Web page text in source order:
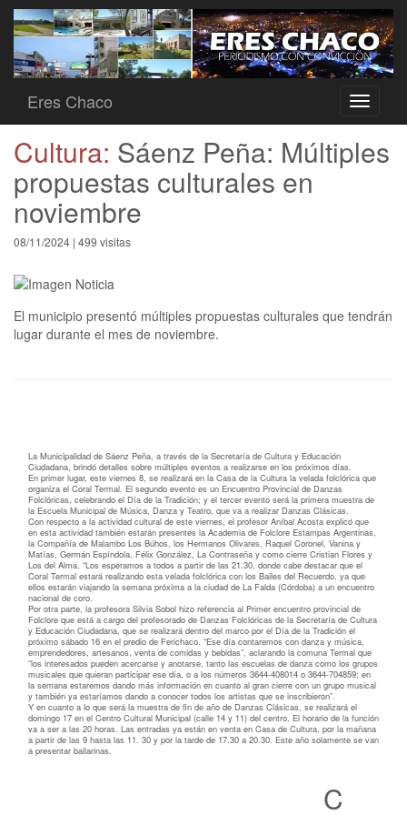
Toggle
Eres Chaco
Cultura: Sáenz Peña: Múltiples
propuestas culturales en
noviembre
08/11/2024 | 499 visitas
El municipio presentó múltiples propuestas culturales que tendrán
lugar durante el mes de noviembre.
La Municipalidad de Sáenz Peña, a través de la Secretaría de Cultura y Educación
Ciudadana, brindó detalles sobre múltiples eventos a realizarse en los próximos días.
En primer lugar, este viernes 8, se realizará en la Casa de la Cultura la velada folclórica que
organiza el Coral Termal. El segundo evento es un Encuentro Provincial de Danzas
Folclóricas, celebrando el Día de la Tradición; y el tercer evento será la primera muestra de
la Escuela Municipal de Música, Danza y Teatro, que va a realizar Danzas Clásicas.
Con respecto a la actividad cultural de este viernes, el profesor Aníbal Acosta explicó que
en esta actividad también estarán presentes la Academia de Folclore Estampas Argentinas,
la Compañía de Malambo Los Búhos, los Hermanos Olivares, Raquel Coronel, Vanina y
Matías, Germán Espíndola, Félix González, La Contraseña y como cierre Cristian Flores y
Los del Alma. “Los esperamos a todos a partir de las 21.30, donde cabe destacar que el
Coral Termal estará realizando esta velada folclórica con los Bailes del Recuerdo, ya que
ellos estarán viajando la semana próxima a la ciudad de La Falda (Córdoba) a un encuentro
nacional de coro.
Por otra parte, la profesora Silvia Sobol hizo referencia al Primer encuentro provincial de
Folclore que está a cargo del profesorado de Danzas Folclóricas de la Secretaría de Cultura
y Educación Ciudadana, que se realizará dentro del marco por el Día de la Tradición el
próximo sábado 16 en el predio de Ferichaco. “Ese día contaremos con danza y música,
emprendedores, artesanos, venta de comidas y bebidas”, aclarando la comuna Termal que
“los interesados pueden acercarse y anotarse, tanto las escuelas de danza como los grupos
musicales que quieran participar ese día, o a los números 3644-408014 o 3644-704859; en
la semana estaremos dando más información en cuanto al gran cierre con un grupo musical
y también ya estaríamos dando a conocer todos los artistas que se inscribieron”.
Y en cuanto a lo que será la muestra de fin de año de Danzas Clásicas, se realizará el
domingo 17 en el Centro Cultural Municipal (calle 14 y 11) del centro. El horario de la función
va a ser a las 20 horas. Las entradas ya están en venta en Casa de Cultura, por la mañana
a partir de las 9 hasta las 11. 30 y por la tarde de 17.30 a 20.30. Este año solamente se van
a presentar bailarinas.
C